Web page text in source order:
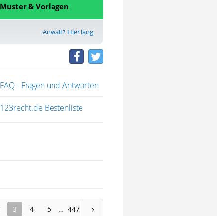
Muster & Vorlagen
Anwalt? Hier lang
FAQ - Fragen und Antworten
123recht.de Bestenliste
3 4 5 447